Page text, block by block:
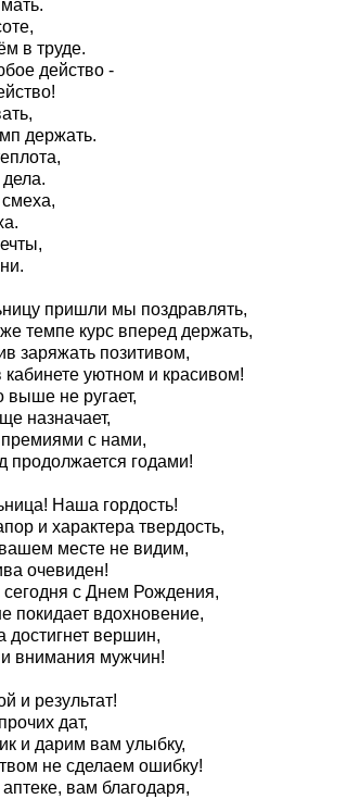
в труде.
действо -
держать.
пришли мы поздравлять,
темпе курс вперед держать,
заряжать позитивом,
уютном и красивом!
выше не ругает,
назначает,
с нами,
продолжается годами!
Наша гордость!
и характера твердость,
месте не видим,
очевиден!
с Днем Рождения,
покидает вдохновение,
достигнет вершин,
внимания мужчин!
и результат!
дат,
и дарим вам улыбку,
не сделаем ошибку!
вам благодаря,